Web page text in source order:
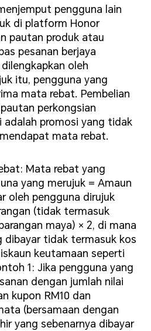
pengguna lain
di platform Honor
pautan produk atau
pesanan berjaya
oleh
itu, pengguna yang
mata rebat. Pembelian
perkongsian
adalah promosi yang tidak
mata rebat.
Mata rebat yang
yang merujuk = Amaun
oleh pengguna dirujuk
(tidak termasuk
maya) × 2, di mana
dibayar tidak termasuk kos
keutamaan seperti
1: Jika pengguna yang
dengan jumlah nilai
kupon RM10 dan
(bersamaan dengan
yang sebenarnya dibayar